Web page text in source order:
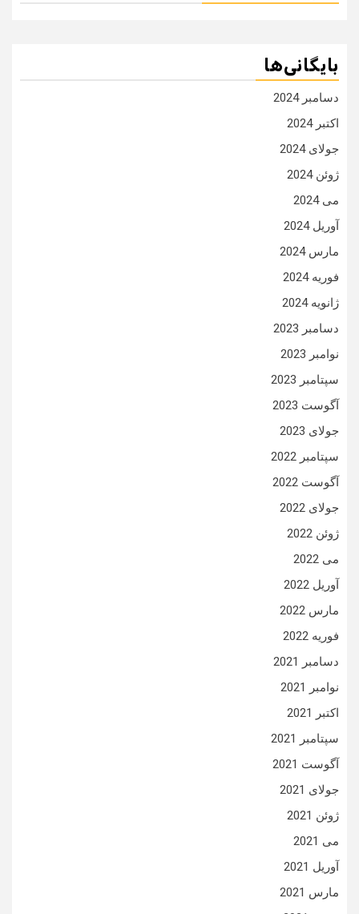
بایگانی‌ها
دسامبر 2024
اکتبر 2024
جولای 2024
ژوئن 2024
می 2024
آوریل 2024
مارس 2024
فوریه 2024
ژانویه 2024
دسامبر 2023
نوامبر 2023
سپتامبر 2023
آگوست 2023
جولای 2023
سپتامبر 2022
آگوست 2022
جولای 2022
ژوئن 2022
می 2022
آوریل 2022
مارس 2022
فوریه 2022
دسامبر 2021
نوامبر 2021
اکتبر 2021
سپتامبر 2021
آگوست 2021
جولای 2021
ژوئن 2021
می 2021
آوریل 2021
مارس 2021